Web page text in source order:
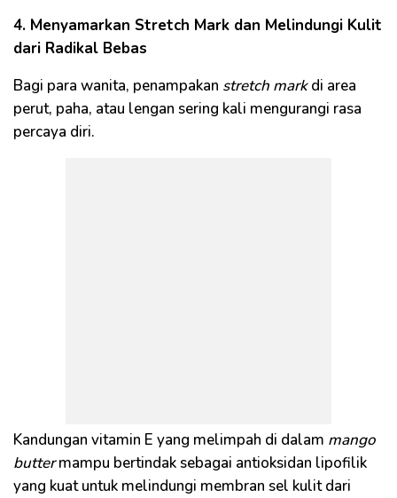
4. Menyamarkan Stretch Mark dan Melindungi Kulit
dari Radikal Bebas
Bagi para wanita, penampakan stretch markdi area
perut, paha, atau lengan sering kali mengurangi rasa
percaya diri.
Kandungan vitamin E yang melimpah di dalam mango
buttermampu bertindak sebagai antioksidan lipofilik
yang kuat untuk melindungi membran sel kulit dari